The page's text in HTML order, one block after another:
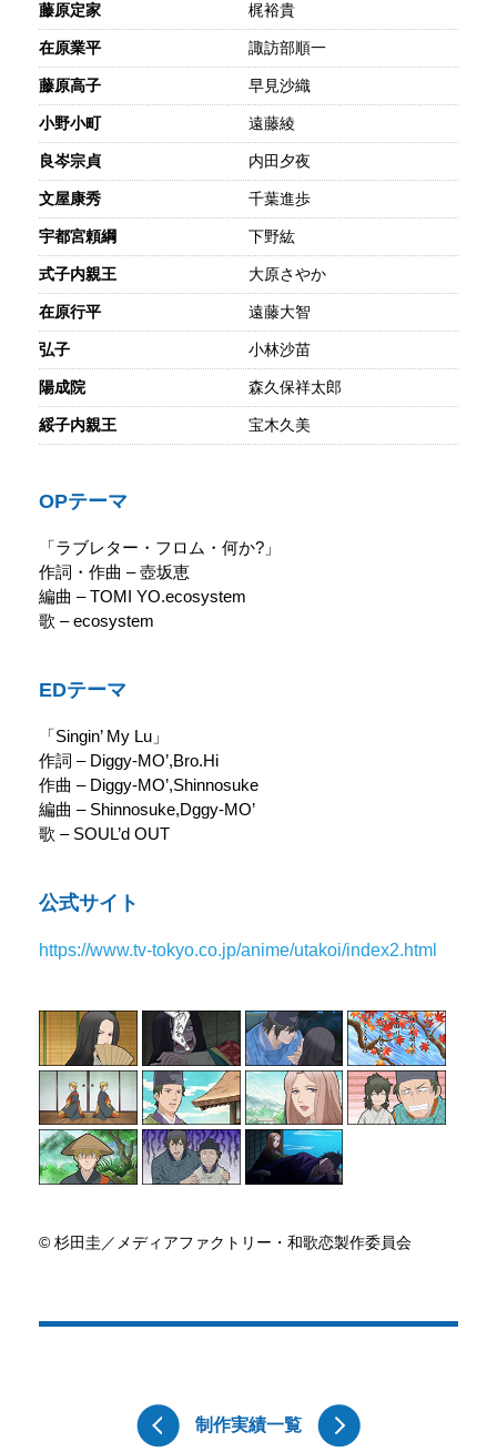
藤原定家 梶裕貴
在原業平 諏訪部順一
藤原高子 早見沙織
小野小町 遠藤綾
良岑宗貞 内田夕夜
文屋康秀 千葉進歩
宇都宮頼綱 下野紘
式子内親王 大原さやか
在原行平 遠藤大智
弘子 小林沙苗
陽成院 森久保祥太郎
綏子内親王 宝木久美
OPテーマ
「ラブレター・フロム・何か?」
作詞・作曲 – 壺坂恵
編曲 – TOMI YO.ecosystem
歌 – ecosystem
EDテーマ
「Singin’ My Lu」
作詞 – Diggy-MO’,Bro.Hi
作曲 – Diggy-MO’,Shinnosuke
編曲 – Shinnosuke,Dggy-MO’
歌 – SOUL’d OUT
公式サイト
https://www.tv-tokyo.co.jp/anime/utakoi/index2.html
© 杉田圭／メディアファクトリー・和歌恋製作委員会
制作実績一覧